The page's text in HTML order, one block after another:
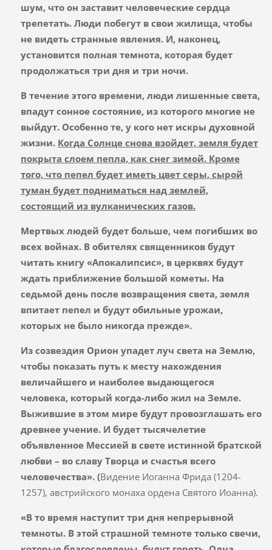
шум, что он заставит человеческие сердца
трепетать. Люди побегут в свои жилища, чтобы
не видеть странные явления. И, наконец,
установится полная темнота, которая будет
продолжаться три дня и три ночи.
В течение этого времени, люди лишенные света,
впадут сонное состояние, из которого многие не
выйдут. Особенно те, у кого нет искры духовной
жизни. Когда Солнце снова взойдет, земля будет
покрыта слоем пепла, как снег зимой. Кроме
того, что пепел будет иметь цвет серы, сырой
туман будет подниматься над землей,
состоящий из вулканических газов.
Мертвых людей будет больше, чем погибших во
всех войнах. В обителях священников будут
читать книгу «Апокалипсис», в церквях будут
ждать приближение большой кометы. На
седьмой день после возвращения света, земля
впитает пепел и будут обильные урожаи,
которых не было никогда прежде».
Из созвездия Орион упадет луч света на Землю,
чтобы показать путь к месту нахождения
величайшего и наиболее выдающегося
человека, который когда-либо жил на Земле.
Выжившие в этом мире будут провозглашать его
древнее учение. И будет тысячелетие
объявленное Мессией в свете истинной братской
любви – во славу Творца и счастья всего
человечества». (Видение Иоганна Фрида (1204-
1257), австрийского монаха ордена Святого Иоанна).
«В то время наступит три дня непрерывной
темноты. В этой страшной темноте только свечи,